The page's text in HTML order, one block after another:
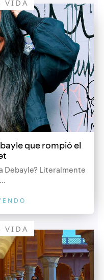
VIDA
que rompió el
Debayle? Literalmente
VIDA